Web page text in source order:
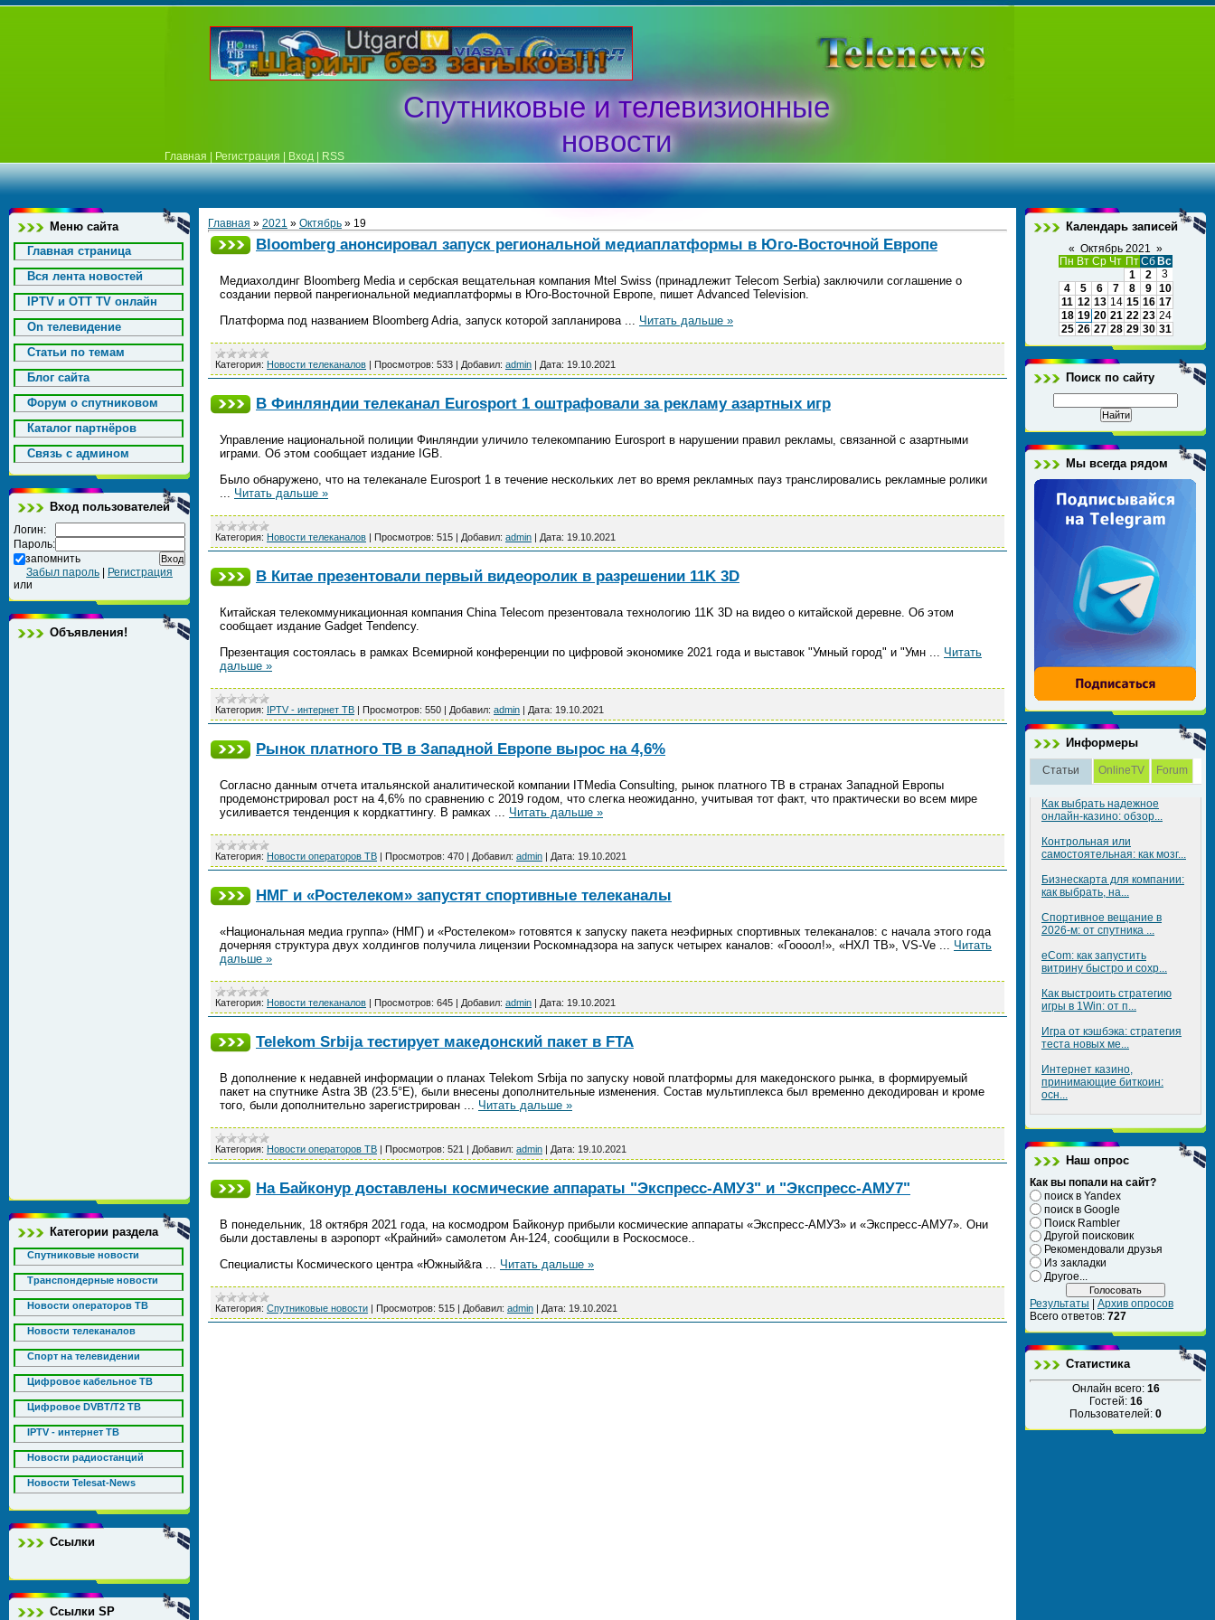
Спутниковые и телевизионные
новости
Главная Регистрация Вход RSS
Меню сайта
Главная страница
Вся лента новостей
IPTV и OTT TV онлайн
On телевидение
Статьи по темам
Блог сайта
Форум о спутниковом
Каталог партнёров
Cвязь с админом
Вход пользователей
Логин:
Пароль:
запомнить
Забыл пароль
Регистрация
или
Объявления!
Категории раздела
Спутниковые новости
Транспондерные новости
Новости операторов ТВ
Новости телеканалов
Спорт на телевидении
Цифровое кабельное ТВ
Цифровое DVBT/T2 ТВ
IPTV - интернет ТВ
Новости радиостанций
Новости Telesat-News
Ссылки
Ссылки SP
Главная » 2021 » Октябрь » 19
Bloomberg анонсировал запуск региональной медиаплатформы в Юго-Восточной Европе
Медиахолдинг Bloomberg Media и сербская вещательная компания Mtel Swiss (принадлежит Telecom Serbia) заключили соглашение о
создании первой панрегиональной медиаплатформы в Юго-Восточной Европе, пишет Advanced Television.
Платформа под названием Bloomberg Adria, запуск которой запланирова ... Читать дальше »
Категория: Новости телеканалов | Просмотров: 533 | Добавил: admin | Дата: 19.10.2021
В Финляндии телеканал Eurosport 1 оштрафовали за рекламу азартных игр
Управление национальной полиции Финляндии уличило телекомпанию Eurosport в нарушении правил рекламы, связанной с азартными
играми. Об этом сообщает издание IGB.
Было обнаружено, что на телеканале Eurosport 1 в течение нескольких лет во время рекламных пауз транслировались рекламные ролики
... Читать дальше »
Категория: Новости телеканалов | Просмотров: 515 | Добавил: admin | Дата: 19.10.2021
В Китае презентовали первый видеоролик в разрешении 11K 3D
Китайская телекоммуникационная компания China Telecom презентовала технологию 11K 3D на видео о китайской деревне. Об этом
сообщает издание Gadget Tendency.
Презентация состоялась в рамках Всемирной конференции по цифровой экономике 2021 года и выставок "Умный город" и "Умн ... Читать
дальше »
Категория: IPTV - интернет ТВ | Просмотров: 550 | Добавил: admin | Дата: 19.10.2021
Рынок платного ТВ в Западной Европе вырос на 4,6%
Согласно данным отчета итальянской аналитической компании ITMedia Consulting, рынок платного ТВ в странах Западной Европы
продемонстрировал рост на 4,6% по сравнению с 2019 годом, что слегка неожиданно, учитывая тот факт, что практически во всем мире
усиливается тенденция к кордкаттингу. В рамках ... Читать дальше »
Категория: Новости операторов ТВ | Просмотров: 470 | Добавил: admin | Дата: 19.10.2021
НМГ и «Ростелеком» запустят спортивные телеканалы
«Национальная медиа группа» (НМГ) и «Ростелеком» готовятся к запуску пакета неэфирных спортивных телеканалов: с начала этого года
дочерняя структура двух холдингов получила лицензии Роскомнадзора на запуск четырех каналов: «Гоооол!», «НХЛ ТВ», VS-Ve ... Читать
дальше »
Категория: Новости телеканалов | Просмотров: 645 | Добавил: admin | Дата: 19.10.2021
Telekom Srbija тестирует македонский пакет в FTA
В дополнение к недавней информации о планах Telekom Srbija по запуску новой платформы для македонского рынка, в формируемый
пакет на спутнике Astra 3B (23.5°E), были внесены дополнительные изменения. Состав мультиплекса был временно декодирован и кроме
того, были дополнительно зарегистрирован ... Читать дальше »
Категория: Новости операторов ТВ | Просмотров: 521 | Добавил: admin | Дата: 19.10.2021
На Байконур доставлены космические аппараты "Экспресс-АМУ3" и "Экспресс-АМУ7"
В понедельник, 18 октября 2021 года, на космодром Байконур прибыли космические аппараты «Экспресс-АМУ3» и «Экспресс-АМУ7». Они
были доставлены в аэропорт «Крайний» самолетом Ан-124, сообщили в Роскосмосе..
Специалисты Космического центра «Южный&ra ... Читать дальше »
Категория: Спутниковые новости | Просмотров: 515 | Добавил: admin | Дата: 19.10.2021
Календарь записей
« Октябрь 2021 »
Пн Вт Ср Чт ПтСб Вс
1
2
3
4
5 6 7 8 9 10
11 12 13 14 15 16 17
18 19 20 21 22 23 24
25 26 27 28 29 30 31
Поиск по сайту
Мы всегда рядом
Информеры
Статьи OnlineTV Forum
Как выбрать надежное
онлайн-казино: обзор...
Контрольная или
самостоятельная: как мозг...
Бизнескарта для компании:
как выбрать, на...
Спортивное вещание в
2026-м: от спутника ...
eCom: как запустить
витрину быстро и сохр...
Как выстроить стратегию
игры в 1Win: от п...
Игра от кэшбэка: стратегия
теста новых ме...
Интернет казино,
принимающие биткоин:
осн...
Наш опрос
Как вы попали на сайт?
поиск в Yandex
поиск в Google
Поиск Rambler
Другой поисковик
Рекомендовали друзья
Из закладки
Другое...
Результаты | Архив опросов
Всего ответов: 727
Статистика
Онлайн всего: 16
Гостей: 16
Пользователей: 0